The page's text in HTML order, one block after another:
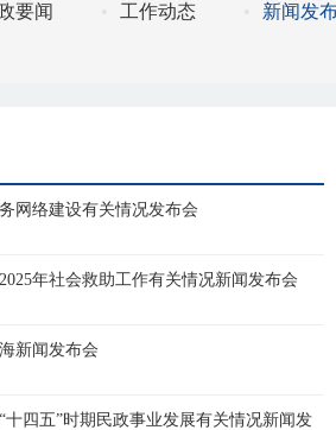
要闻 工作动态 新闻发
网络建设有关情况发布会
年社会救助工作有关情况新闻发布会
新闻发布会
四五”时期民政事业发展有关情况新闻发